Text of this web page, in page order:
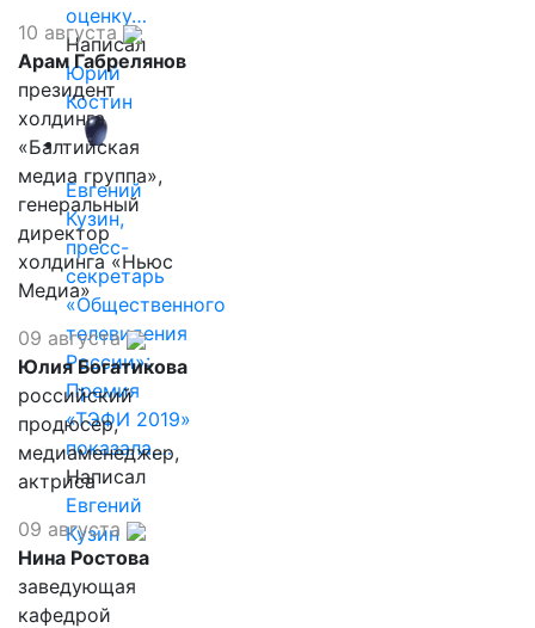
оценку…
Написал
Юрий
Костин
Евгений
Кузин,
пресс-
секретарь
«Общественного
телевидения
России»:
Премия
«ТЭФИ 2019»
показала,…
Написал
Евгений
Кузин
10 августа
Арам Габрелянов
президент
холдинга
«Балтийская
медиа группа»,
генеральный
директор
холдинга «Ньюс
Медиа»
09 августа
Юлия Богатикова
российский
продюсер,
медиаменеджер,
актриса
09 августа
Нина Ростова
заведующая
кафедрой